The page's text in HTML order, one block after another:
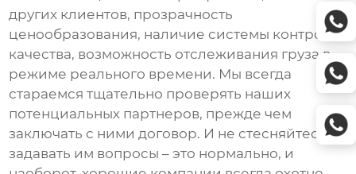
других клиентов, прозрачность
ценообразования, наличие системы контроля
качества, возможность отслеживания груза в
режиме реального времени. Мы всегда
стараемся тщательно проверять наших
потенциальных партнеров, прежде чем
заключать с ними договор. И не стесняйтесь
задавать им вопросы – это нормально, и